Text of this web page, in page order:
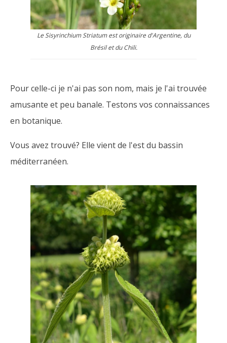
Le Sisyrinchium Striatum est originaire d'Argentine, du
Brésil et du Chili.
Pour celle-ci je n'ai pas son nom, mais je l'ai trouvée
amusante et peu banale. Testons vos connaissances
en botanique.
Vous avez trouvé? Elle vient de l'est du bassin
méditerranéen.